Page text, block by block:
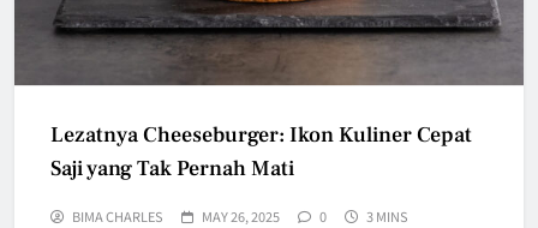
Lezatnya Cheeseburger: Ikon Kuliner Cepat
Saji yang Tak Pernah Mati
BIMA CHARLES MAY 26, 2025 0 3 MINS